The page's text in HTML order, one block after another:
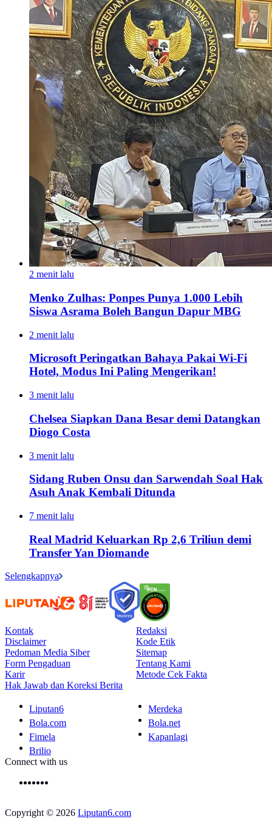
2 menit lalu
Menko Zulhas: Ponpes Punya 1.000 Lebih
Siswa Asrama Boleh Bangun Dapur MBG
2 menit lalu
Microsoft Peringatkan Bahaya Pakai Wi-Fi
Hotel, Modus Ini Paling Mengerikan!
3 menit lalu
Chelsea Siapkan Dana Besar demi Datangkan
Diogo Costa
3 menit lalu
Sidang Ruben Onsu dan Sarwendah Soal Hak
Asuh Anak Kembali Ditunda
7 menit lalu
Real Madrid Keluarkan Rp 2,6 Triliun demi
Transfer Yan Diomande
Selengkapnya
Kontak
Redaksi
Disclaimer
Kode Etik
Pedoman Media Siber
Sitemap
Form Pengaduan
Tentang Kami
Karir
Metode Cek Fakta
Hak Jawab dan Koreksi Berita
Liputan6
Merdeka
Bola.com
Bola.net
Fimela
Kapanlagi
Brilio
Connect with us
Copyright © 2026 Liputan6.com